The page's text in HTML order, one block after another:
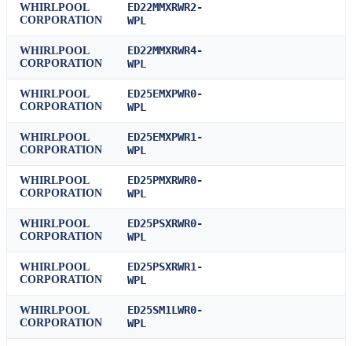
WHIRLPOOL
CORPORATION
ED22MMXRWR2-
WPL
WHIRLPOOL
CORPORATION
ED22MMXRWR4-
WPL
WHIRLPOOL
CORPORATION
ED25EMXPWR0-
WPL
WHIRLPOOL
CORPORATION
ED25EMXPWR1-
WPL
WHIRLPOOL
CORPORATION
ED25PMXRWR0-
WPL
WHIRLPOOL
CORPORATION
ED25PSXRWR0-
WPL
WHIRLPOOL
CORPORATION
ED25PSXRWR1-
WPL
WHIRLPOOL
CORPORATION
ED25SM1LWR0-
WPL